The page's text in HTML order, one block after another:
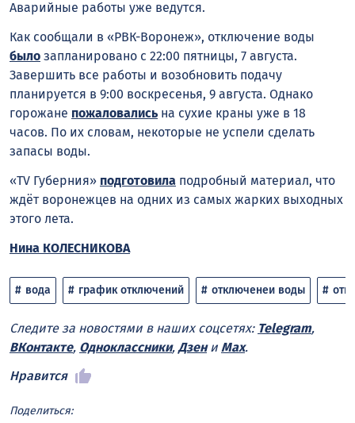
Аварийные работы уже ведутся.
Как сообщали в «РВК-Воронеж», отключение воды
было запланировано с 22:00 пятницы, 7 августа.
Завершить все работы и возобновить подачу
планируется в 9:00 воскресенья, 9 августа. Однако
горожане пожаловались на сухие краны уже в 18
часов. По их словам, некоторые не успели сделать
запасы воды.
«TV Губерния» подготовила подробный материал, что
ждёт воронежцев на одних из самых жарких выходных
этого лета.
Нина КОЛЕСНИКОВА
вода график отключений отключенеи воды
Следите за новостями в наших соцсетях: Telegram,
ВКонтакте, Одноклассники, Дзени Max.
Нравится
Поделиться: